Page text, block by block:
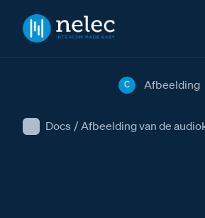
Docs / Afbeelding van de
C Afbeelding